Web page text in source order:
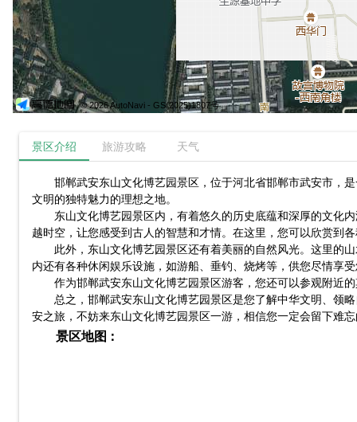
© 2026 AutoNavi - GS(2025)1807号
景区介绍 旅游攻略 天气
邯郸武安东山文化博艺园景区，位于河北省邯郸市武安市，
文明的独特魅力的理想之地。
东山文化博艺园景区内，有着悠久的历史底蕴和深厚的文化
越时空，让您感受到古人的智慧和才情。在这里，您可以欣赏到
此外，东山文化博艺园景区还有着美丽的自然风光。这里的
内还有各种休闲娱乐设施，如游船、垂钓、烧烤等，供您尽情享
作为邯郸武安东山文化博艺园景区游客，您还可以参观附近
总之，邯郸武安东山文化博艺园景区是您了解中华文明、领
安之旅，不妨来东山文化博艺园景区一游，相信您一定会留下难
景区地图：